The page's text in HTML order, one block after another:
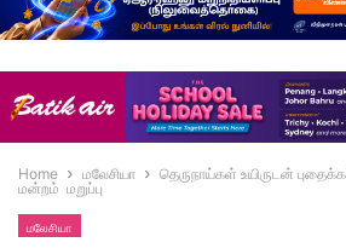
Home மலேசியா
தெருநாய்கள் உயிருடன்
மன்றம் மறுப்பு
மலேசியா